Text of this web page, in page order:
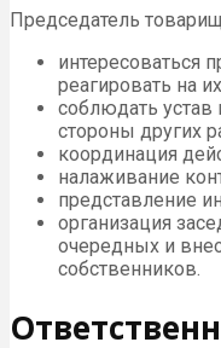
Председатель
интересоваться
реагировать на
соблюдать устав
стороны других
координация
налаживание
представление
организация
очередных и
собственников.